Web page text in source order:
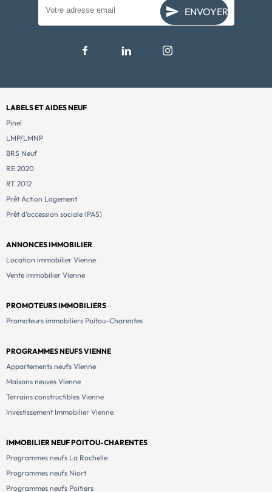
ENVOYER
LABELS ET AIDES NEUF
Pinel
LMP/LMNP
BRS Neuf
RE 2020
RT 2012
Prêt Action Logement
Prêt d'accession sociale (PAS)
ANNONCES IMMOBILIER
Location immobilier Vienne
Vente immobilier Vienne
PROMOTEURS IMMOBILIERS
Promoteurs immobiliers Poitou-Charentes
PROGRAMMES NEUFS VIENNE
Appartements neufs Vienne
Maisons neuves Vienne
Terrains constructibles Vienne
Investissement Immobilier Vienne
IMMOBILIER NEUF POITOU-CHARENTES
Programmes neufs La Rochelle
Programmes neufs Niort
Programmes neufs Poitiers